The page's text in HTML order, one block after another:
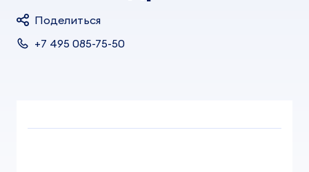
Поделиться
+7 495 085-75-50